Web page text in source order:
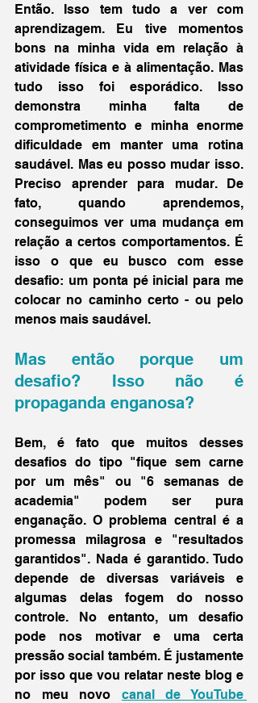
Então. Isso tem tudo a ver com
aprendizagem. Eu tive momentos
bons na minha vida em relação à
atividade física e à alimentação. Mas
tudo isso foi esporádico. Isso
demonstra minha falta de
comprometimento e minha enorme
dificuldade em manter uma rotina
saudável. Mas eu posso mudar isso.
Preciso aprender para mudar. De
fato, quando aprendemos,
conseguimos ver uma mudança em
relação a certos comportamentos. É
isso o que eu busco com esse
desafio: um ponta pé inicial para me
colocar no caminho certo - ou pelo
menos mais saudável.
Mas então porque um
desafio? Isso não é
propaganda enganosa?
Bem, é fato que muitos desses
desafios do tipo "fique sem carne
por um mês" ou "6 semanas de
academia" podem ser pura
enganação. O problema central é a
promessa milagrosa e "resultados
garantidos". Nada é garantido. Tudo
depende de diversas variáveis e
algumas delas fogem do nosso
controle. No entanto, um desafio
pode nos motivar e uma certa
pressão social também. É justamente
por isso que vou relatar neste blog e
no meu novo